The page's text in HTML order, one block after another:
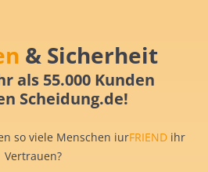
& Sicherheit
als 55.000 Kunden
Scheidung.de!
so viele Menschen iurFRIEND ihr
Vertrauen?